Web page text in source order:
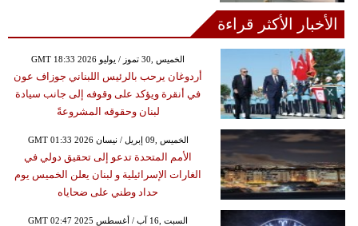
الأخبار الأكثر قراءة
GMT 18:33 2026 الخميس ,30 تموز / يوليو
أردوغان يرحب بالرئيس اللبناني جوزاف عون
في أنقرة ويؤكد على وقوفه إلى جانب سيادة
لبنان وحقوقه المشروعةً
GMT 01:33 2026 الخميس ,09 إبريل / نيسان
الأمم المتحدة تدعو إلى تحقيق دولي في
الغارات الإسرائيلية و لبنان يعلن الخميس يوم
حداد وطني على ضحاياه
GMT 02:47 2025 السبت ,16 آب / أغسطس